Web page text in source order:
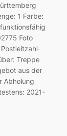
1 Farbe:
Foto
Treppe
aus der
Abholung
2021-